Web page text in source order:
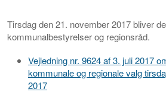
Tirsdag den 21. november 2017 bliver
kommunalbestyrelser og regionsråd.
Vejledning nr. 9624 af 3. juli 2017
kommunale og regionale valg
2017